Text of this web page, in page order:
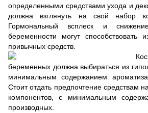
определенными средствами ухода и
должна взглянуть на свой набор
Гормональный всплеск и
беременности могут способствовать
привычных средств.
беременных должна выбираться из
минимальным содержанием
Стоит отдать предпочтение средствам
компонентов, с минимальным
производных.